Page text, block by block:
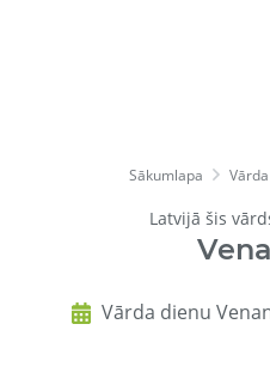
Sākumlapa
Latvijā šis
Vārda dienu